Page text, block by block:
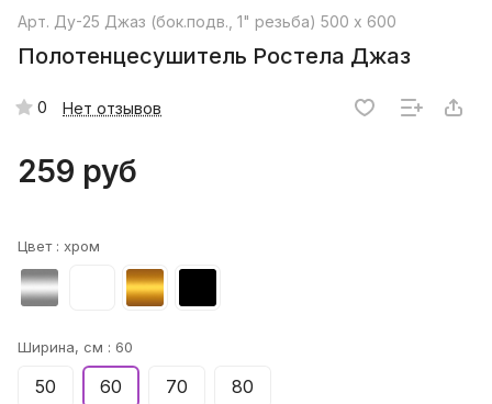
Арт. Ду-25 Джаз (бок.подв., 1" резьба) 500 x 600
Полотенцесушитель Ростела Джаз
0 Нет отзывов
259 руб
Цвет : хром
Ширина, см : 60
50 60 70 80